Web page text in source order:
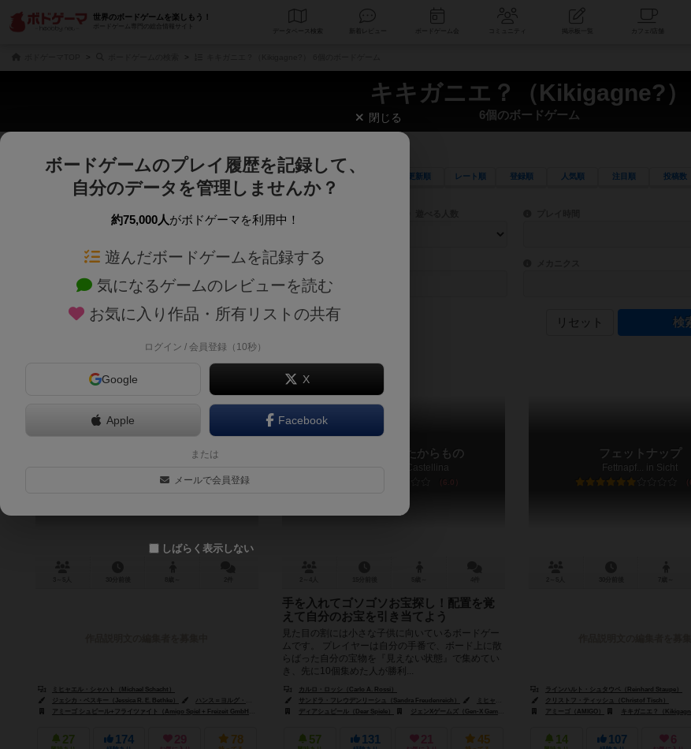
世界のボードゲームを楽しもう！
ボードゲーム専門の総合情報サイト
データベース コミュニティ
キキガニエ？（Kikigagne?）
6個のボードゲーム
じっくり表示 更新順 レート順 登録順 人気順 注目順 投稿数
商品名、商品説明文、デザイナー名、テーマ名、メカニクス名を対象にフリーワード検索ができます。
ゲームデザイナー名を指定して検索できます。
ゲームデザイナー 目安となる所要時間を指定すること
対象年齢を指定します。 世界観や登場人物などモチーフ・ストーリーを指定することができます。直感的にゲームシステム
テーマ/フレーバー ゲーム性を構成するコアシステムで
リセット
6.3
ミヒャエル・シャハト（Michael Schacht）
ジェシカ・ベスキー（Jessica R. E. Bethke）
ハンス＝ヨルグ・ブレーム（Hans-Jörg Brehm）
デザインエッジ（Design Edge）
アミーゴ シュピール+フライツァイト（Amigo Spiel + Freizeit GmbH）
カンガゲームズ（Kanga Games） キキガニエ？（Kikigagne?）
27 174 29 78
カステリーナのたからもの
Der Schatz von Castellina
6.0
手を入れてゴソゴソお宝探し！配置を覚
えて自分のお宝を引き当てよう
見た目の割には小さな子供に向いているボードゲー
ムです。 プレイヤーは自分の手番で、ボード上に散
らばった自分の宝物を『見えない状態』で集めてい
き、先に10個集めた人が勝利...
カルロ・ロッシ（Carlo A. Rossi）
サンドラ・フレウデンリーシュ（Sandra Freudenreich）
ミヒャエル・メンツェル（Michael Menzel）
ディアシュピール（Dear Spiele）
ジェンXゲームズ（Gen-X Games） キキガニエ？（Kikigagne?）
57 131 21 45
フェットナップ
Fettnapf... in Sicht
ラインハルト・シュタウペ（Reinhard Staupe）
クリストフ・ティッシュ（Christof Tisch）
アミーゴ（AMIGO）
キキガニエ？（
14 107 6
閉じる
ボードゲームのプレイ履歴を記録して、
自分のデータを管理しませんか？
約75,000人がボドゲーマを利用中！
遊んだボードゲームを記録する
気になるゲームのレビューを読む
お気に入り作品・所有リストの共有
ログイン / 会員登録（10秒）
Google X
Apple Facebook
または
メールで会員登録
しばらく表示しない